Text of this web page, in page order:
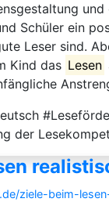
Schüler ein
Leser sind.
Kind das Lesen
der
ziele-beim-